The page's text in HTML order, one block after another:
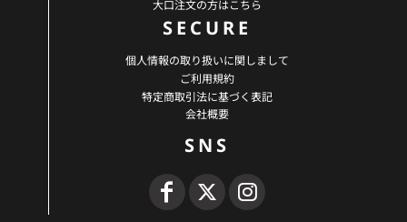
大口注文の方はこちら
SECURE
個人情報の取り扱いに関しまして
ご利用規約
特定商取引法に基づく表記
会社概要
SNS